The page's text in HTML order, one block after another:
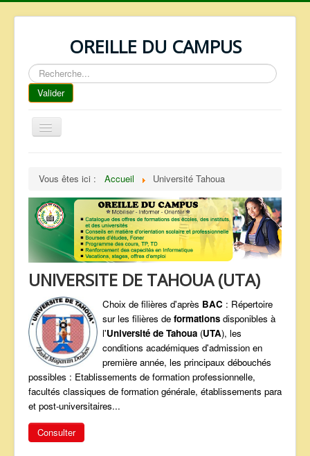
OREILLE DU CAMPUS
Rechercher
Valider
Basculer
la
REPERTOIRE
QUI SOMMES NOUS ?
NOS SERVICES
FAQ
CONTACTS
TELECHARGEMENTS
ANNONCES
Vous êtes ici : Accueil Université Tahoua
UNIVERSITE DE TAHOUA (UTA)
Choix de filières d'après BAC : Répertoire
sur les filières de formations disponibles à
l'Université de Tahoua (UTA), les
conditions académiques d'admission en
première année, les principaux débouchés
possibles : Etablissements de formation professionnelle,
facultés classiques de formation générale, établissements para
et post-universitaires...
Consulter